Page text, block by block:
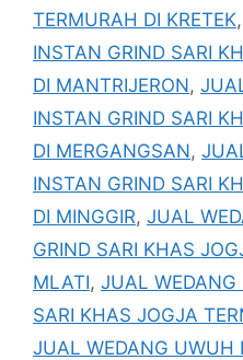
TERMURAH DI KRETEK,
INSTAN GRIND SARI
DI MANTRIJERON,
INSTAN GRIND SARI
DI MERGANGSAN,
INSTAN GRIND SARI
DI MINGGIR, JUAL
GRIND SARI KHAS
MLATI, JUAL
SARI KHAS JOGJA
JUAL WEDANG UWUH